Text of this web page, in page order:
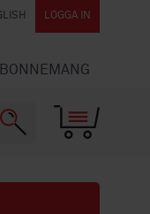
LOGGA IN